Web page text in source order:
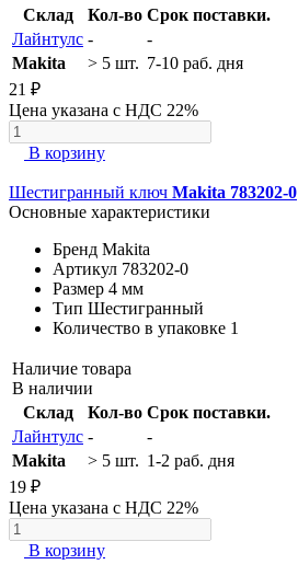
Склад
Кол-во Срок поставки.
Лайнтулс -
-
Makita
> 5 шт. 7-10 раб. дня
21 ₽
Цена указана с НДС 22%
В корзину
Шестигранный ключ Makita 783202-0
Основные характеристики
Бренд Makita
Артикул 783202-0
Размер 4 мм
Тип Шестигранный
Количество в упаковке 1
Наличие товара
В наличии
Склад
Кол-во Срок поставки.
Лайнтулс -
-
Makita
> 5 шт. 1-2 раб. дня
19 ₽
Цена указана с НДС 22%
В корзину